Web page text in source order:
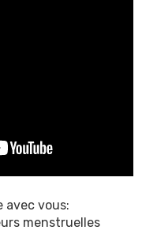
avec vous:
menstruelles